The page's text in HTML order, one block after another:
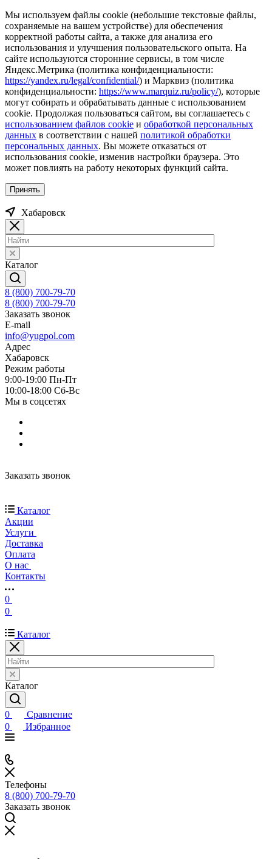
Мы используем файлы cookie (небольшие текстовые файлы,
сохраняемые на вашем устройстве) для обеспечения
корректной работы сайта, а также для анализа его
использования и улучшения пользовательского опыта. На
сайте используются сторонние сервисы, в том числе
Яндекс.Метрика (политика конфиденциальности:
https://yandex.ru/legal/confidential/) и Марквиз (политика
конфиденциальности: https://www.marquiz.ru/policy/), которые
могут собирать и обрабатывать данные с использованием
cookie. Продолжая пользоваться сайтом, вы соглашаетесь с
использованием файлов cookie и обработкой персональных
данных в соответствии с нашей политикой обработки
персональных данных. Вы можете отказаться от
использования cookie, изменив настройки браузера. Это
может повлиять на работу некоторых функций сайта.
Принять
Хабаровск
Каталог
8 (800) 700-79-70
8 (800) 700-79-70
Заказать звонок
E-mail
info@yugpol.com
Адрес
Хабаровск
Режим работы
9:00-19:00 Пн-Пт
10:00-18:00 Cб-Вс
Мы в соцсетях
Заказать звонок
Каталог
Акции
Услуги
Доставка
Оплата
О нас
Контакты
0
0
Каталог
Каталог
0
Сравнение
0
Избранное
Телефоны
8 (800) 700-79-70
Заказать звонок